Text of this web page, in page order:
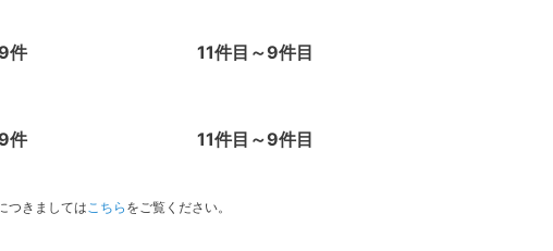
件 11件目～9件目
件 11件目～9件目
つきましてはこちら をご覧ください。